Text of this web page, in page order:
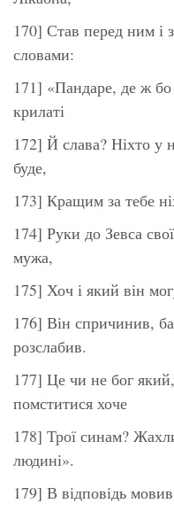
170] Став перед ним і
словами:
171] «Пандаре, де ж бо
крилаті
172] Й слава? Ніхто у
буде,
173] Кращим за тебе
174] Руки до Зевса
мужа,
175] Хоч і який він
176] Він спричинив,
розслабив.
177] Це чи не бог
помститися хоче
178] Трої синам?
людині».
179] В відповідь